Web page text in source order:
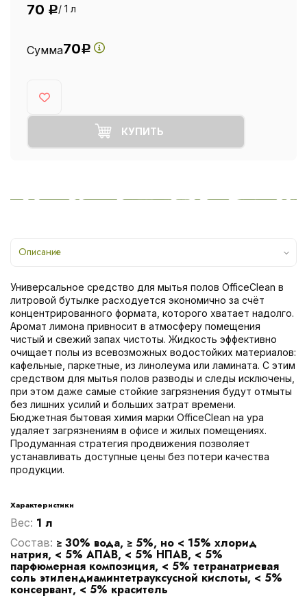
70 Р/ 1 л
Сумма70Р
КУПИТЬ
Описание
Универсальное средство для мытья полов OfficeClean в
литровой бутылке расходуется экономично за счёт
концентрированного формата, которого хватает надолго.
Аромат лимона привносит в атмосферу помещения
чистый и свежий запах чистоты. Жидкость эффективно
очищает полы из всевозможных водостойких материалов:
кафельные, паркетные, из линолеума или ламината. С этим
средством для мытья полов разводы и следы исключены,
при этом даже самые стойкие загрязнения будут отмыты
без лишних усилий и больших затрат времени.
Бюджетная бытовая химия марки OfficeClean на ура
удаляет загрязнениям в офисе и жилых помещениях.
Продуманная стратегия продвижения позволяет
устанавливать доступные цены без потери качества
продукции.
Характеристики
Вес: 1 л
Cостав: ≥ 30% вода, ≥ 5%, но < 15% хлорид
натрия, < 5% АПАВ, < 5% НПАВ, < 5%
парфюмерная композиция, < 5% тетранатриевая
соль этилендиаминтетрауксусной кислоты, < 5%
консервант, < 5% краситель